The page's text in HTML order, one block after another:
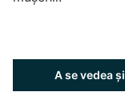
A se vedea